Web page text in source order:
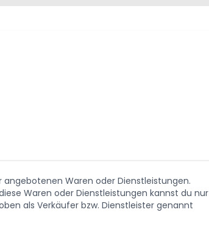
angebotenen Waren oder Dienstleistungen.
Waren oder Dienstleistungen kannst du nur
als Verkäufer bzw. Dienstleister genannt